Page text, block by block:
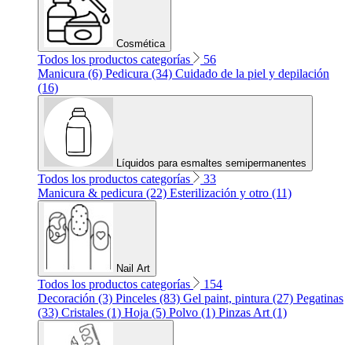
Cosmética
Todos los productos categorías
56
Manicura (6) Pedicura (34) Cuidado de la piel y depilación
(16)
Líquidos para esmaltes semipermanentes
Todos los productos categorías
33
Manicura & pedicura (22) Esterilización y otro (11)
Nail Art
Todos los productos categorías
154
Decoración (3) Pinceles (83) Gel paint, pintura (27) Pegatinas
(33) Cristales (1) Hoja (5) Polvo (1) Pinzas Art (1)